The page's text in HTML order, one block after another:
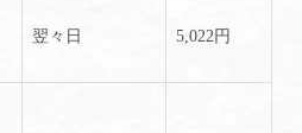
翌々日 5,022円